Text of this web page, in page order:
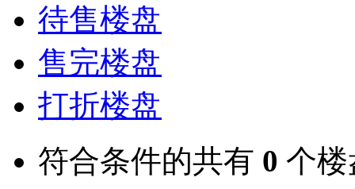
待售楼盘
售完楼盘
打折楼盘
符合条件的共有 0 个楼